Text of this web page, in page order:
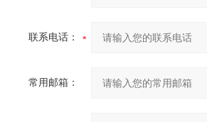
联系电话：
常用邮箱：